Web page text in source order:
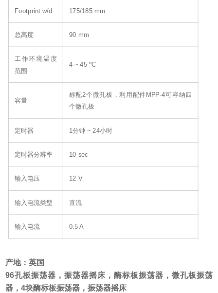
Footprint w/d 175/185 mm
总高度 90 mm
工作环境温度
范围
4 ~ 45 ºC
容量
标配2个微孔板，利用配件MPP-4可容纳四
个微孔板
定时器 1分钟 ~ 24小时
定时器分辨率 10 sec
输入电压 12 V
输入电流类型 直流
输入电流 0.5 A
产地：英国
96孔板振荡器，振荡器摇床，酶标板振荡器，微孔板振荡
器，4块酶标板振荡器，振荡器摇床